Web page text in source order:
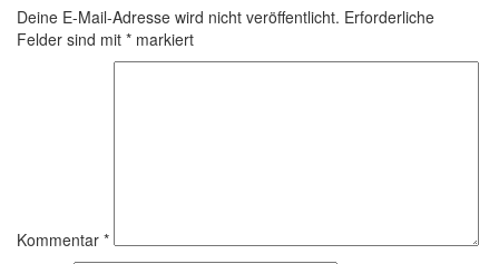
Deine E-Mail-Adresse wird nicht veröffentlicht. Erforderliche
Felder sind mit * markiert
Kommentar *